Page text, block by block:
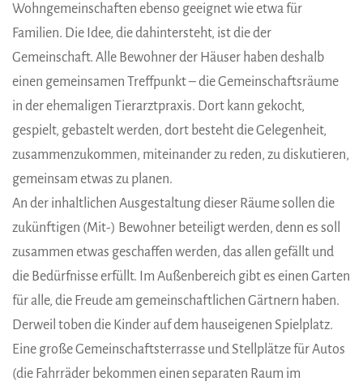
Wohngemeinschaften ebenso geeignet wie etwa für
Familien. Die Idee, die dahintersteht, ist die der
Gemeinschaft. Alle Bewohner der Häuser haben deshalb
einen gemeinsamen Treffpunkt – die Gemeinschaftsräume
in der ehemaligen Tierarztpraxis. Dort kann gekocht,
gespielt, gebastelt werden, dort besteht die Gelegenheit,
zusammenzukommen, miteinander zu reden, zu diskutieren,
gemeinsam etwas zu planen.
An der inhaltlichen Ausgestaltung dieser Räume sollen die
zukünftigen (Mit-) Bewohner beteiligt werden, denn es soll
zusammen etwas geschaffen werden, das allen gefällt und
die Bedürfnisse erfüllt. Im Außenbereich gibt es einen Garten
für alle, die Freude am gemeinschaftlichen Gärtnern haben.
Derweil toben die Kinder auf dem hauseigenen Spielplatz.
Eine große Gemeinschaftsterrasse und Stellplätze für Autos
(die Fahrräder bekommen einen separaten Raum im